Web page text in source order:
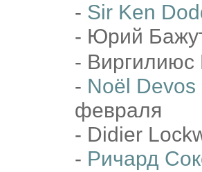
- Sir Ken
- Юрий
- Виргилиюс
- Noël Devos
февраля
- Didier
- Ричард